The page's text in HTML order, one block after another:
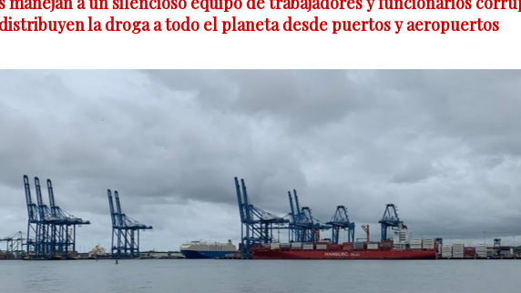
distribuyen la droga a todo el planeta desde puertos y aeropuertos